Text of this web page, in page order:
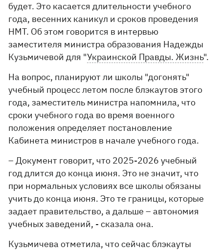
будет. Это касается длительности учебного
года, весенних каникул и сроков проведения
НМТ. Об этом говорится в интервью
заместителя министра образования Надежды
Кузьмичевой для "Украинской Правды. Жизнь".
На вопрос, планируют ли школы "догонять"
учебный процесс летом после блэкаутов этого
года, заместитель министра напомнила, что
сроки учебного года во время военного
положения определяет постановление
Кабинета министров в начале учебного года.
– Документ говорит, что 2025-2026 учебный
год длится до конца июня. Это не значит, что
при нормальных условиях все школы обязаны
учить до конца июня. Это те границы, которые
задает правительство, а дальше – автономия
учебных заведений, - сказала она.
Кузьмичева отметила, что сейчас блэкауты